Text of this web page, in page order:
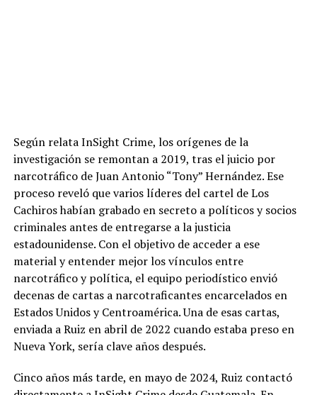
Según relata InSight Crime, los orígenes de la
investigación se remontan a 2019, tras el juicio por
narcotráfico de Juan Antonio “Tony” Hernández. Ese
proceso reveló que varios líderes del cartel de Los
Cachiros habían grabado en secreto a políticos y socios
criminales antes de entregarse a la justicia
estadounidense. Con el objetivo de acceder a ese
material y entender mejor los vínculos entre
narcotráfico y política, el equipo periodístico envió
decenas de cartas a narcotraficantes encarcelados en
Estados Unidos y Centroamérica. Una de esas cartas,
enviada a Ruiz en abril de 2022 cuando estaba preso en
Nueva York, sería clave años después.
Cinco años más tarde, en mayo de 2024, Ruiz contactó